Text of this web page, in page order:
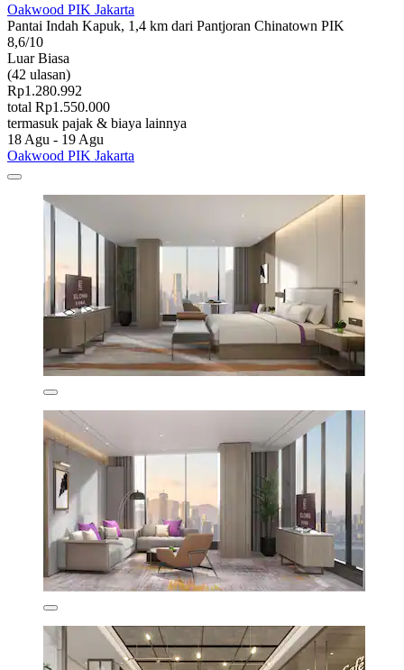
Oakwood PIK Jakarta
Pantai Indah Kapuk, 1,4 km dari Pantjoran Chinatown PIK
8,6/10
Luar Biasa
(42 ulasan)
Rp1.280.992
total Rp1.550.000
termasuk pajak & biaya lainnya
18 Agu - 19 Agu
Oakwood PIK Jakarta